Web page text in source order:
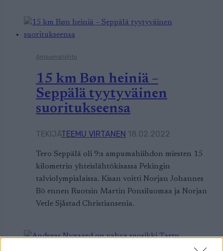
Ampumahiihto
15 km Bøn heiniä –
Seppälä tyytyväinen
suoritukseensa
TEKIJÄTEEMU VIRTANEN 18.02.2022
Tero Seppälä oli 9:s ampumahiihdon miesten 15
kilometrin yhteislähtökisassa Pekingin
talviolympialaissa. Kisan voitti Norjan Johannes
Bö ennen Ruotsin Martin Ponsiluomaa ja Norjan
Vetle Sjåstad Christiansenia.